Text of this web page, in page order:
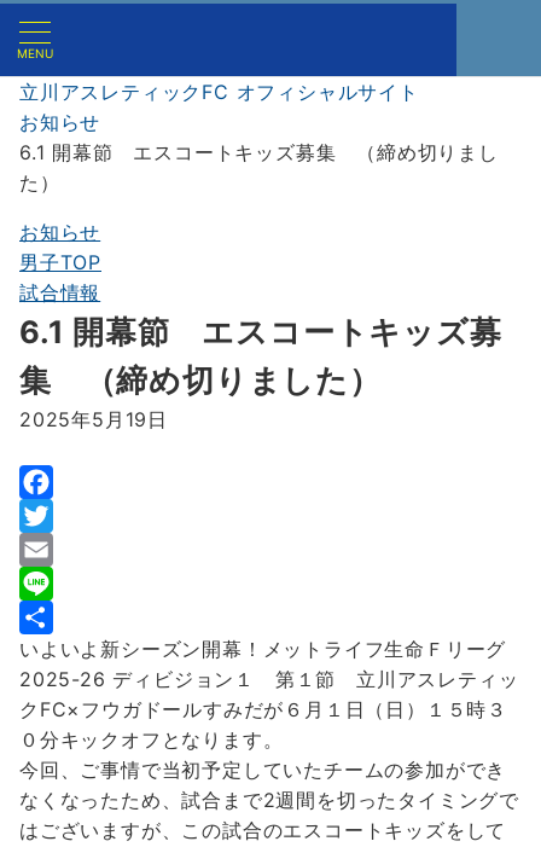
MENU
立川アスレティックFC オフィシャルサイト
お知らせ
6.1 開幕節 エスコートキッズ募集 （締め切りまし
た）
お知らせ
男子TOP
試合情報
6.1 開幕節 エスコートキッズ募
集 （締め切りました）
2025年5月19日
F
a
c
e
b
o
o
k
T
w
t
t
e
r
E
m
a
i
l
L
i
n
e
共
有
いよいよ新シーズン開幕！メットライフ生命Ｆリーグ
2025-26 ディビジョン１ 第１節 立川アスレティッ
クFC×フウガドールすみだが６月１日（日）１５時３
０分キックオフとなります。
今回、ご事情で当初予定していたチームの参加ができ
なくなったため、試合まで2週間を切ったタイミングで
はございますが、この試合のエスコートキッズをして